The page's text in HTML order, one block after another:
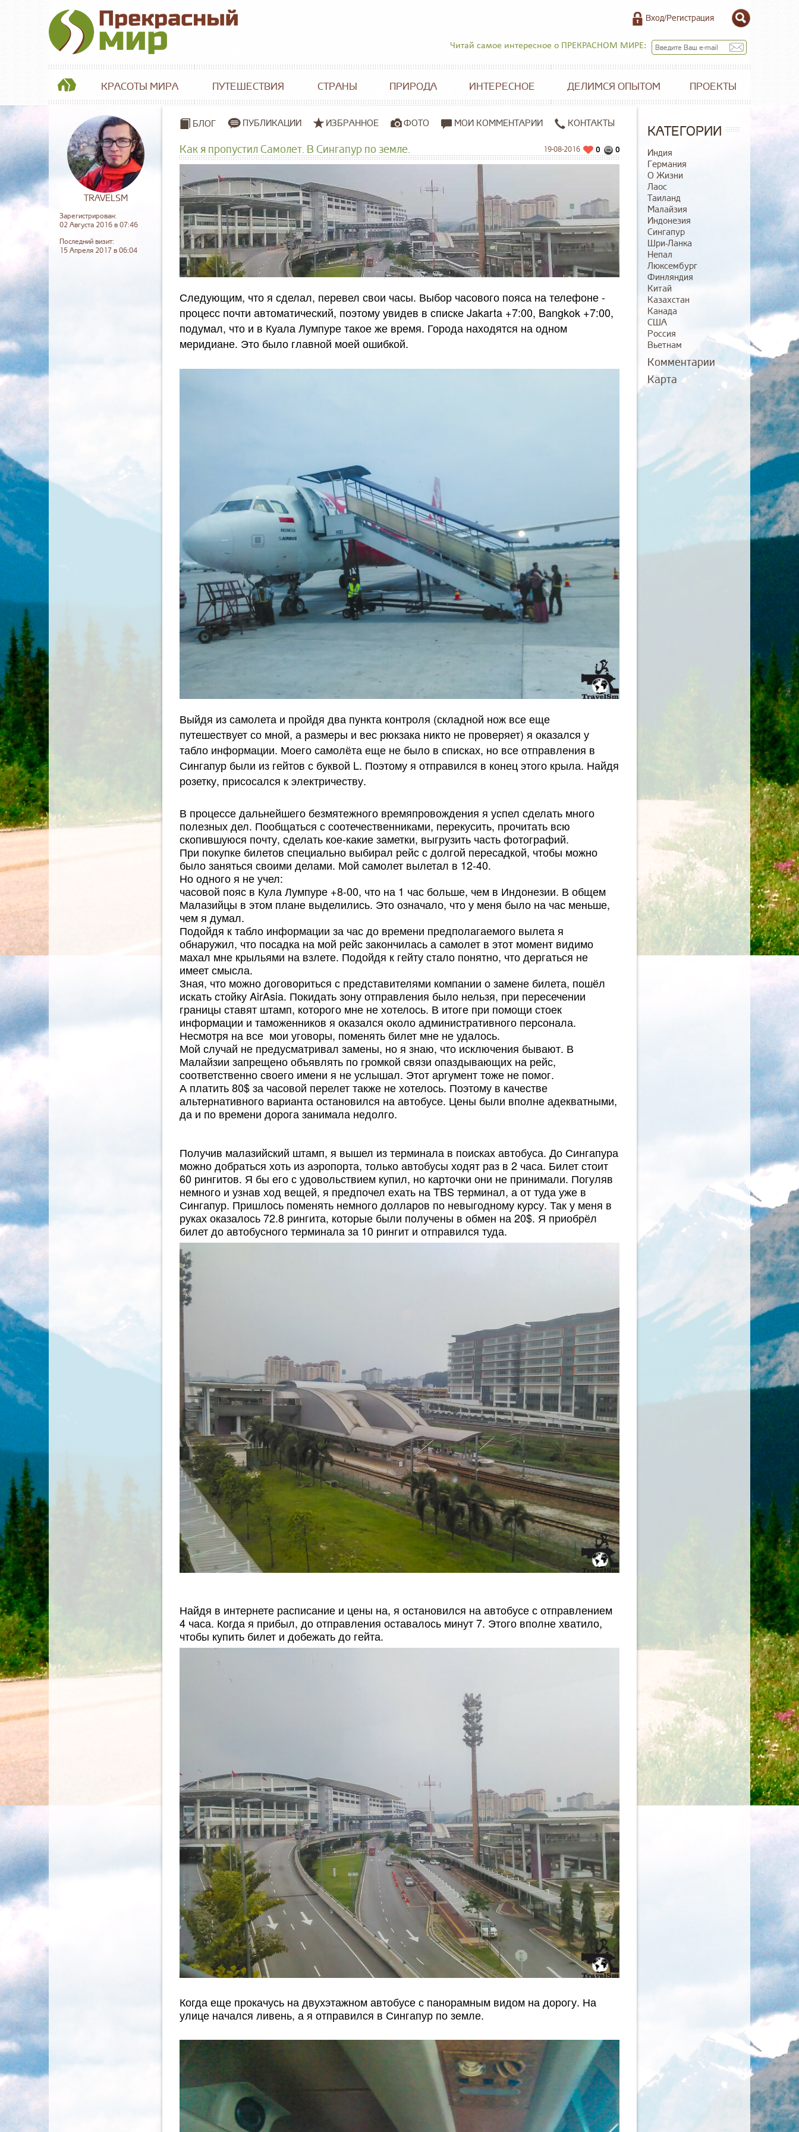
Вход/Регистрация
Читай самое интересное о ПРЕКРАСНОМ МИРЕ:
КРАСОТЫ МИРА ПУТЕШЕСТВИЯ СТРАНЫ ПРИРОДА ИНТЕРЕСНОЕ ДЕЛИМСЯ ОПЫТОМ ПРОЕКТЫ
TRAVELSM
Зарегистрирован:
02 Августа 2016 в 07:46
Последний визит:
15 Апреля 2017 в 06:04
БЛОГ ПУБЛИКАЦИИ ИЗБРАННОЕ ФОТО МОИ КОММЕНТАРИИ КОНТАКТЫ
Как я пропустил Самолет. В Сингапур по земле. 19-08-2016 0
0
Следующим, что я сделал, перевел свои часы. Выбор часового пояса на телефоне -
процесс почти автоматический, поэтому увидев в списке Jakarta +7:00, Bangkok +7:00,
подумал, что и в Куала Лумпуре такое же время. Города находятся на одном
меридиане. Это было главной моей ошибкой.
Выйдя из самолета и пройдя два пункта контроля (складной нож все еще
путешествует со мной, а размеры и вес рюкзака никто не проверяет) я оказался у
табло информации. Моего самолёта еще не было в списках, но все отправления в
Сингапур были из гейтов с буквой L. Поэтому я отправился в конец этого крыла. Найдя
розетку, присосался к электричеству.
В процессе дальнейшего безмятежного времяпровождения я успел сделать много
полезных дел. Пообщаться с соотечественниками, перекусить, прочитать всю
скопившуюся почту, сделать кое-какие заметки, выгрузить часть фотографий.
При покупке билетов специально выбирал рейс с долгой пересадкой, чтобы можно
было заняться своими делами. Мой самолет вылетал в 12-40.
Но одного я не учел:
часовой пояс в Кула Лумпуре +8-00, что на 1 час больше, чем в Индонезии. В общем
Малазийцы в этом плане выделились. Это означало, что у меня было на час меньше,
чем я думал.
Подойдя к табло информации за час до времени предполагаемого вылета я
обнаружил, что посадка на мой рейс закончилась а самолет в этот момент видимо
махал мне крыльями на взлете. Подойдя к гейту стало понятно, что дергаться не
имеет смысла.
Зная, что можно договориться с представителями компании о замене билета, пошёл
искать стойку AirAsia. Покидать зону отправления было нельзя, при пересечении
границы ставят штамп, которого мне не хотелось. В итоге при помощи стоек
информации и таможенников я оказался около административного персонала.
Несмотря на все мои уговоры, поменять билет мне не удалось.
Мой случай не предусматривал замены, но я знаю, что исключения бывают. В
Малайзии запрещено объявлять по громкой связи опаздывающих на рейс,
соответственно своего имени я не услышал. Этот аргумент тоже не помог.
А платить 80$ за часовой перелет также не хотелось. Поэтому в качестве
альтернативного варианта остановился на автобусе. Цены были вполне адекватными,
да и по времени дорога занимала недолго.
Получив малазийский штамп, я вышел из терминала в поисках автобуса. До Сингапура
можно добраться хоть из аэропорта, только автобусы ходят раз в 2 часа. Билет стоит
60 рингитов. Я бы его с удовольствием купил, но карточки они не принимали. Погуляв
немного и узнав ход вещей, я предпочел ехать на TBS терминал, а от туда уже в
Сингапур. Пришлось поменять немного долларов по невыгодному курсу. Так у меня в
руках оказалось 72.8 рингита, которые были получены в обмен на 20$. Я приобрёл
билет до автобусного терминала за 10 рингит и отправился туда.
Найдя в интернете расписание и цены на, я остановился на автобусе с отправлением
4 часа. Когда я прибыл, до отправления оставалось минут 7. Этого вполне хватило,
чтобы купить билет и добежать до гейта.
Когда еще прокачусь на двухэтажном автобусе с панорамным видом на дорогу. На
улице начался ливень, а я отправился в Сингапур по земле.
КАТЕГОРИИ
Индия
Германия
О Жизни
Лаос
Таиланд
Малайзия
Индонезия
Сингапур
Шри-Ланка
Непал
Люксембург
Финляндия
Китай
Казахстан
Канада
США
Россия
Вьетнам
Комментарии
Карта